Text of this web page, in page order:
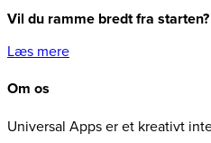
Vil du ramme bredt fra starten?
Læs mere
Om os
Universal Apps er et kreativt